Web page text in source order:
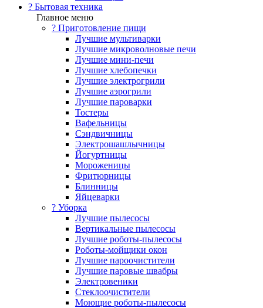
? Бытовая техника
Главное меню
? Приготовление пищи
Лучшие мультиварки
Лучшие микроволновые печи
Лучшие мини-печи
Лучшие хлебопечки
Лучшие электрогрили
Лучшие аэрогрили
Лучшие пароварки
Тостеры
Вафельницы
Сэндвичницы
Электрошашлычницы
Йогуртницы
Мороженицы
Фритюрницы
Блинницы
Яйцеварки
? Уборка
Лучшие пылесосы
Вертикальные пылесосы
Лучшие роботы-пылесосы
Роботы-мойщики окон
Лучшие пароочистители
Лучшие паровые швабры
Электровеники
Стеклоочистители
Моющие роботы-пылесосы